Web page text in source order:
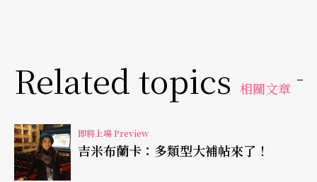
出」。策展方面，由國際策展經歷豐富的現任臺北
藝術節藝術總監鄧富權主導「駐埕藝術家計畫」，
時裝設計的菲律賓藝術家Leeroy New、擅長營造怪
趣又壓抑氛圍的新加坡繩索藝術表演者Daniel Kok
Related topics 相關文章
即將上場 Preview
吉米布蘭卡：多類型大補帖來了！